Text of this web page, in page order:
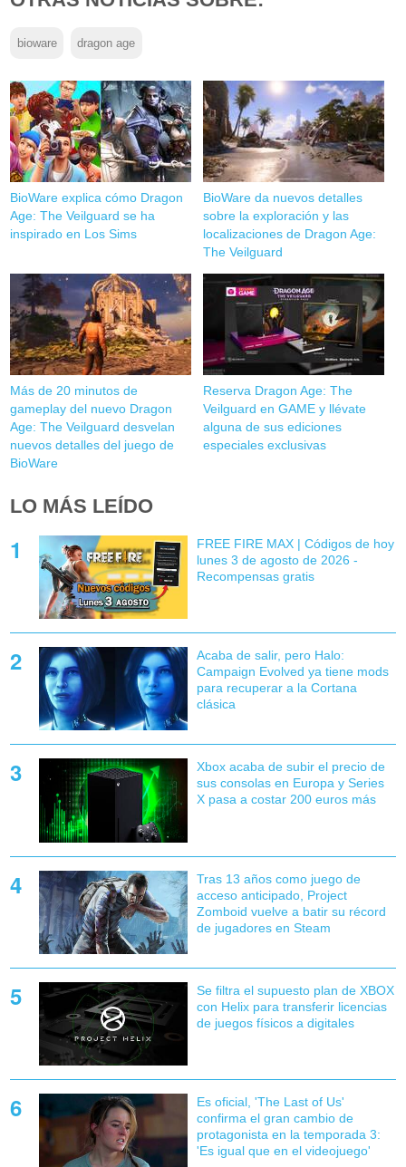
bioware dragon age
BioWare explica cómo Dragon
Age: The Veilguard se ha
inspirado en Los Sims
BioWare da nuevos detalles
sobre la exploración y las
localizaciones de Dragon Age:
The Veilguard
Más de 20 minutos de
gameplay del nuevo Dragon
Age: The Veilguard desvelan
nuevos detalles del juego de
BioWare
Reserva Dragon Age: The
Veilguard en GAME y llévate
alguna de sus ediciones
especiales exclusivas
LO MÁS LEÍDO
FREE FIRE MAX | Códigos de hoy
lunes 3 de agosto de 2026 -
Recompensas gratis
Acaba de salir, pero Halo:
Campaign Evolved ya tiene mods
para recuperar a la Cortana
clásica
Xbox acaba de subir el precio de
sus consolas en Europa y Series
X pasa a costar 200 euros más
Tras 13 años como juego de
acceso anticipado, Project
Zomboid vuelve a batir su récord
de jugadores en Steam
Se filtra el supuesto plan de XBOX
con Helix para transferir licencias
de juegos físicos a digitales
Es oficial, 'The Last of Us'
confirma el gran cambio de
protagonista en la temporada 3:
'Es igual que en el videojuego'